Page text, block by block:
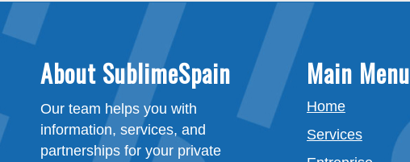
About SublimeSpain
Our team helps you with
information, services, and
partnerships for your private
Main Menu
Home
Services